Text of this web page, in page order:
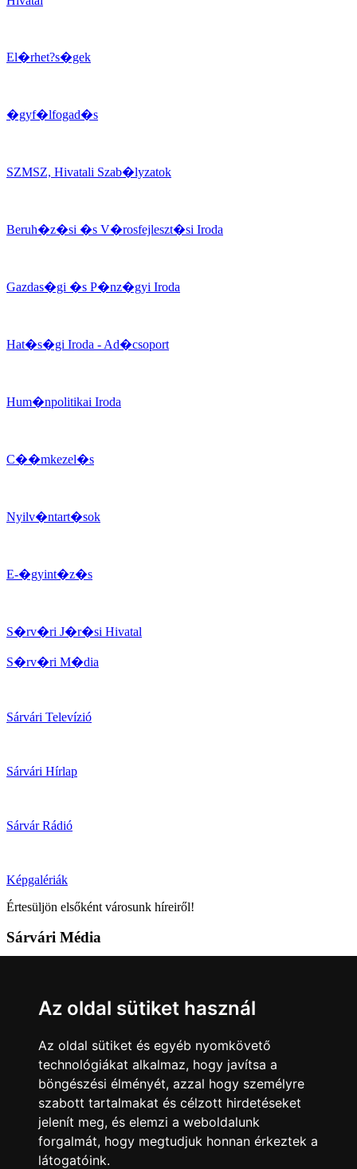
Az oldal sütiket használ
Az oldal sütiket és egyéb nyomkövető
technológiákat alkalmaz, hogy javítsa a
böngészési élményét, azzal hogy személyre
szabott tartalmakat és célzott hirdetéseket
jelenít meg, és elemzi a weboldalunk
forgalmát, hogy megtudjuk honnan érkeztek a
látogatóink.
El�rhet?s�gek
�gyf�lfogad�s
SZMSZ, Hivatali Szab�lyzatok
Beruh�z�si �s V�rosfejleszt�si Iroda
Gazdas�gi �s P�nz�gyi Iroda
Hat�s�gi Iroda - Ad�csoport
Hum�npolitikai Iroda
C��mkezel�s
Nyilv�ntart�sok
E-�gyint�z�s
S�rv�ri J�r�si Hivatal
S�rv�ri M�dia
Sárvári Televízió
Sárvári Hírlap
Sárvár Rádió
Képgalériák
Értesüljön elsőként városunk híreiről!
Sárvári Média
Kövess minket!
Sárvár lendületben Sárvár lendületben
Nyilatkozatok
Impresszum Felhasználási feltételek Adatkezelési tájékoztató
Akadálymentesítési nyilatkozat